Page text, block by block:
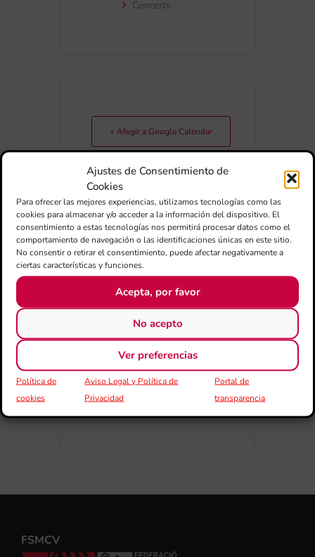
Ajustes de Consentimiento de
Cookies
Para ofrecer las mejores experiencias, utilizamos tecnologías como las
cookies para almacenar y/o acceder a la información del dispositivo. El
consentimiento a estas tecnologías nos permitirá procesar datos como el
comportamiento de navegación o las identificaciones únicas en este sitio.
No consentir o retirar el consentimiento, puede afectar negativamente a
ciertas características y funciones.
Acepta, por favor
No acepto
Ver preferencias
Política de
cookies
Aviso Legal y Política de
Privacidad
Portal de
transparencia
Concerts
+ Afegir a Google Calendar
Exportar + iCal / Outlook
COMPARTIR
ESDEVENIMENT
FSMCV